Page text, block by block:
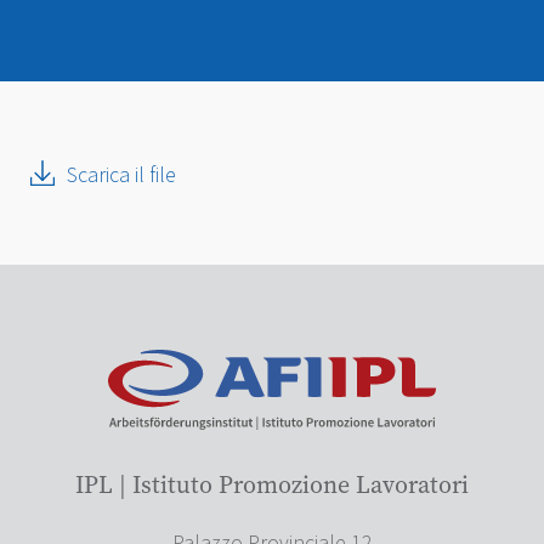
Scarica il file
IPL | Istituto Promozione Lavoratori